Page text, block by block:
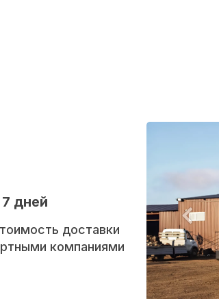
дней
доставки
компаниями